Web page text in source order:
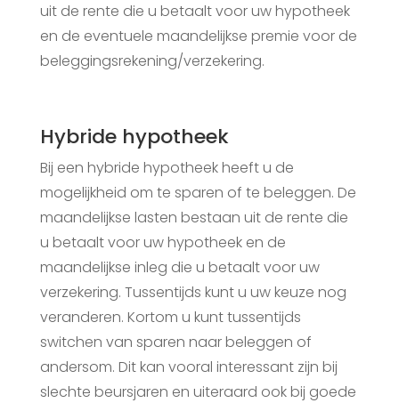
uit de rente die u betaalt voor uw hypotheek
en de eventuele maandelijkse premie voor de
beleggingsrekening/verzekering.
Hybride hypotheek
Bij een hybride hypotheek heeft u de
mogelijkheid om te sparen of te beleggen. De
maandelijkse lasten bestaan uit de rente die
u betaalt voor uw hypotheek en de
maandelijkse inleg die u betaalt voor uw
verzekering. Tussentijds kunt u uw keuze nog
veranderen. Kortom u kunt tussentijds
switchen van sparen naar beleggen of
andersom. Dit kan vooral interessant zijn bij
slechte beursjaren en uiteraard ook bij goede